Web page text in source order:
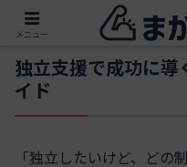
独立支援で成功に
イド
「独立したいけど、どの
メニュー